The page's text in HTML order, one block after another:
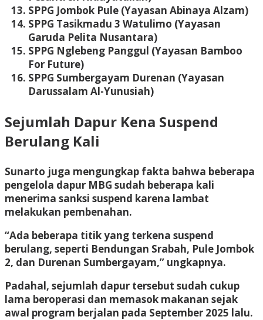
SPPG Jombok Pule (Yayasan Abinaya Alzam)
SPPG Tasikmadu 3 Watulimo (Yayasan
Garuda Pelita Nusantara)
SPPG Nglebeng Panggul (Yayasan Bamboo
For Future)
SPPG Sumbergayam Durenan (Yayasan
Darussalam Al-Yunusiah)
Sejumlah Dapur Kena Suspend
Berulang Kali
Sunarto juga mengungkap fakta bahwa beberapa
pengelola dapur MBG sudah beberapa kali
menerima sanksi suspend karena lambat
melakukan pembenahan.
“Ada beberapa titik yang terkena suspend
berulang, seperti Bendungan Srabah, Pule Jombok
2, dan Durenan Sumbergayam,” ungkapnya.
Padahal, sejumlah dapur tersebut sudah cukup
lama beroperasi dan memasok makanan sejak
awal program berjalan pada September 2025 lalu.